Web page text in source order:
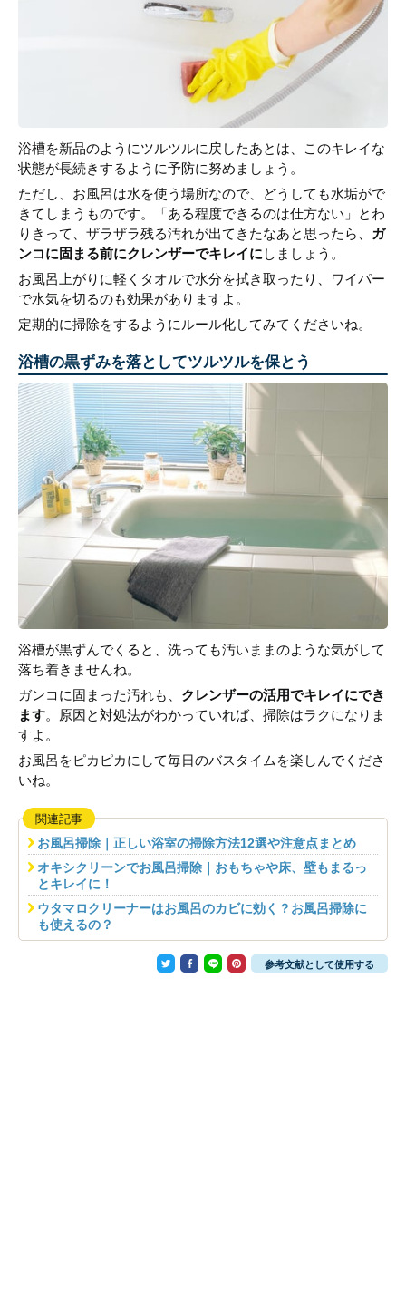
浴槽を新品のようにツルツルに戻したあとは、このキレイな
状態が長続きするように予防に努めましょう。
ただし、お風呂は水を使う場所なので、どうしても水垢がで
きてしまうものです。「ある程度できるのは仕方ない」とわ
りきって、ザラザラ残る汚れが出てきたなあと思ったら、 ガ
ンコに固まる前にクレンザーでキレイにしましょう。
お風呂上がりに軽くタオルで水分を拭き取ったり、ワイパー
で水気を切るのも効果がありますよ。
定期的に掃除をするようにルール化してみてくださいね。
浴槽の黒ずみを落としてツルツルを保とう
浴槽が黒ずんでくると、洗っても汚いままのような気がして
落ち着きませんね。
ガンコに固まった汚れも、 クレンザーの活用でキレイにでき
ます。原因と対処法がわかっていれば、掃除はラクになりま
すよ。
お風呂をピカピカにして毎日のバスタイムを楽しんでくださ
いね。
関連記事
お風呂掃除｜正しい浴室の掃除方法12選や注意点まとめ
オキシクリーンでお風呂掃除｜おもちゃや床、壁もまるっ
とキレイに！
ウタマロクリーナーはお風呂のカビに効く？お風呂掃除に
も使えるの？
参考文献として使用する